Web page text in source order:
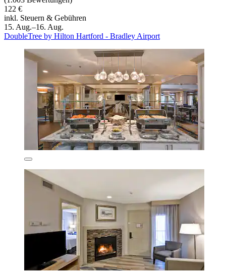
122 €
inkl. Steuern & Gebühren
15. Aug.–16. Aug.
DoubleTree by Hilton Hartford - Bradley Airport